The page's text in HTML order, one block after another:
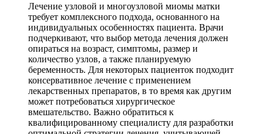
Лечение узловой и многоузловой миомы матки
требует комплексного подхода, основанного на
индивидуальных особенностях пациента. Врачи
подчеркивают, что выбор метода лечения должен
опираться на возраст, симптомы, размер и
количество узлов, а также планируемую
беременность. Для некоторых пациенток подходит
консервативное лечение с применением
лекарственных препаратов, в то время как другим
может потребоваться хирургическое
вмешательство. Важно обратиться к
квалифицированному специалисту для разработки